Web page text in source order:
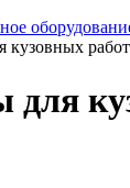
кузовных
для